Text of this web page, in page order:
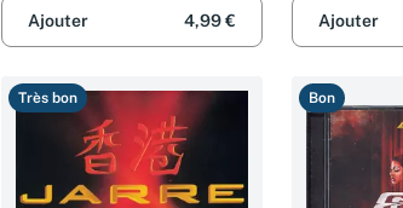
Ajouter 4,99 € Ajouter
Très bon Bon